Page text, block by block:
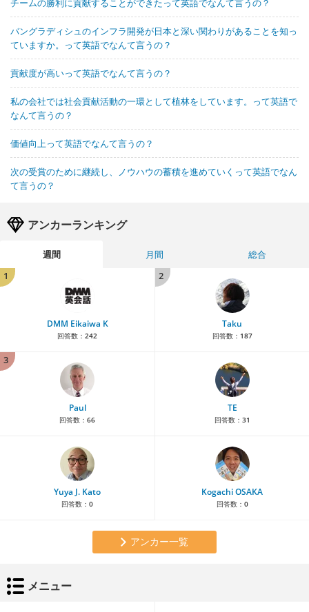
チームの勝利に貢献することができたって英語でなんて言うの？
バングラディシュのインフラ開発が日本と深い関わりがあることを知っ
ていますか。って英語でなんて言うの？
貢献度が高いって英語でなんて言うの？
私の会社では社会貢献活動の一環として植林をしています。って英語で
なんて言うの？
価値向上って英語でなんて言うの？
次の受賞のために継続し、ノウハウの蓄積を進めていくって英語でなん
て言うの？
アンカーランキング
週間 月間
総合
1
DMM Eikaiwa K
回答数： 242
2
Taku
回答数： 187
3
Paul
回答数： 66
TE
回答数： 31
Yuya J. Kato
回答数： 0
Kogachi OSAKA
回答数： 0
アンカー一覧
メニュー